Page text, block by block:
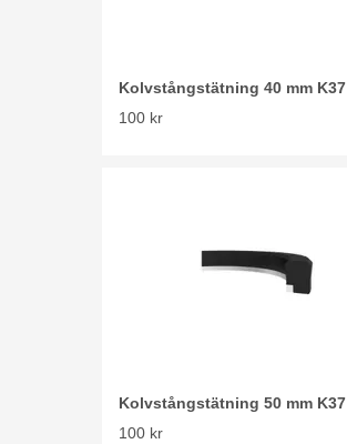
Kolvstångstätning 40 mm K37
100 kr
Kolvstångstätning 50 mm K37
100 kr